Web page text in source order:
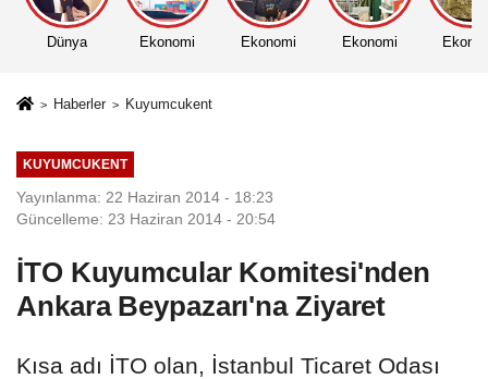
Dünya Ekonomi Ekonomi Ekonomi
Haberler Kuyumcukent
KUYUMCUKENT
Yayınlanma: 22 Haziran 2014 - 18:23
Güncelleme: 23 Haziran 2014 - 20:54
İTO Kuyumcular Komitesi'nden
Ankara Beypazarı'na Ziyaret
Kısa adı İTO olan, İstanbul Ticaret Odası